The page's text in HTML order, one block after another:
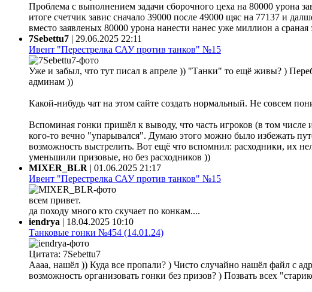
Проблема с выполнением задачи сборочного цеха на 80000 урона
итоге счетчик завис сначало 39000 после 49000 щяс на 77137 и
вместо заявленых 80000 урона нанести нанес уже миллион а сраная
7Sebettu7 | 29.06.2025 22:11
Ивент "Перестрелка САУ против танков" №15
Уже и забыл, что тут писал в апреле )) "Танки" то ещё живы? )
админам ))
Какой-нибудь чат на этом сайте создать нормальный. Не совсем
Вспоминая гонки пришёл к выводу, что часть игроков (в том
кого-то вечно "упарывался". Думаю этого можно было избежать
возможность выстрелить. Вот ещё что вспомнил: расходники, их
уменьшили призовые, но без расходников ))
MIXER_BLR | 01.06.2025 21:17
Ивент "Перестрелка САУ против танков" №15
всем привет.
да походу много кто скучает по конкам....
iendrya | 18.04.2025 10:10
Танковые гонки №454 (14.01.24)
Цитата: 7Sebettu7
Аааа, нашёл )) Куда все пропали? ) Чисто случайно нашёл файл с
возможность организовать гонки без призов? ) Позвать всех